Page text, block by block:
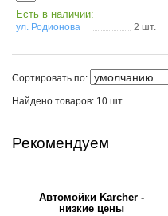
Есть в наличии:
ул. Родионова 2 шт.
Сортировать по:
Найдено товаров: 10 шт.
Рекомендуем
Автомойки Karcher -
низкие цены